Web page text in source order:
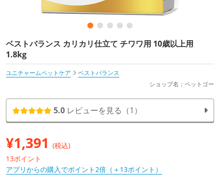
ベストバランス カリカリ仕立て チワワ用 10歳以上用
1.8kg
ユニチャームペットケア
ベストバランス
ショップ名：ペットゴー
5.0 レビューを見る（1）
¥1,391 (税込)
13ポイント
アプリからの購入でポイント2倍（＋13ポイント）